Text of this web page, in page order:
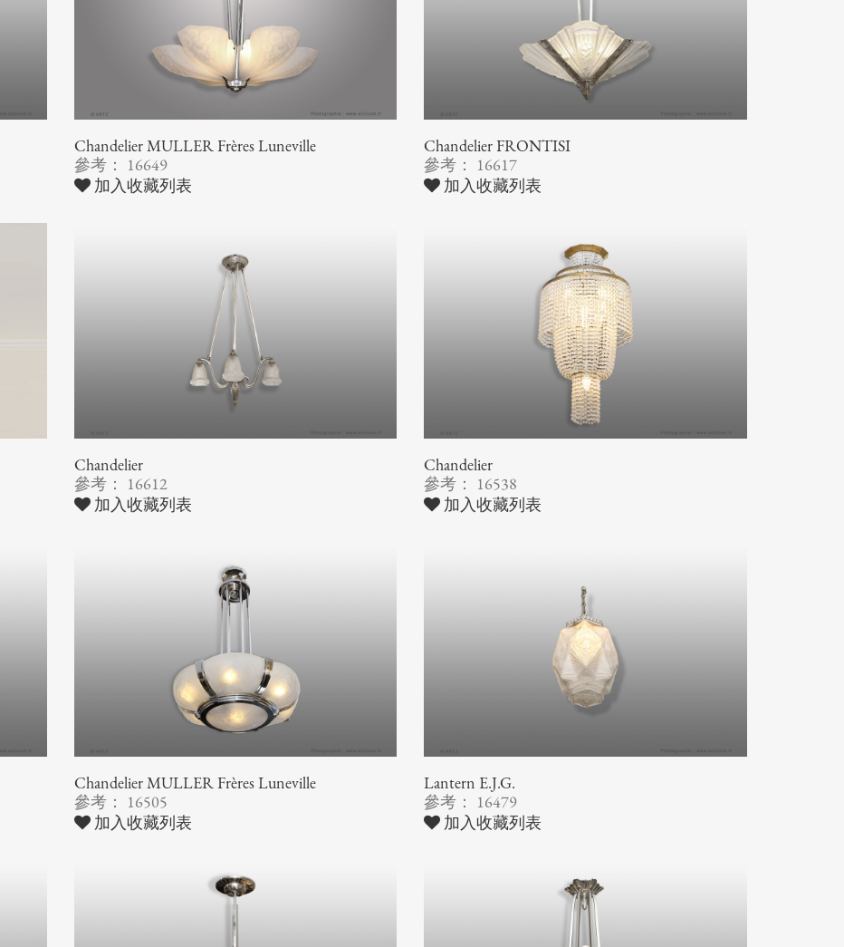
Chandelier MULLER Frères Luneville
參考： 16649
加入收藏列表
Chandelier FRONTISI
參考： 16617
加入收藏列表
Chandelier
參考： 16612
加入收藏列表
Chandelier
參考： 16538
加入收藏列表
Chandelier MULLER Frères Luneville
參考： 16505
加入收藏列表
Lantern E.J.G.
參考： 16479
加入收藏列表